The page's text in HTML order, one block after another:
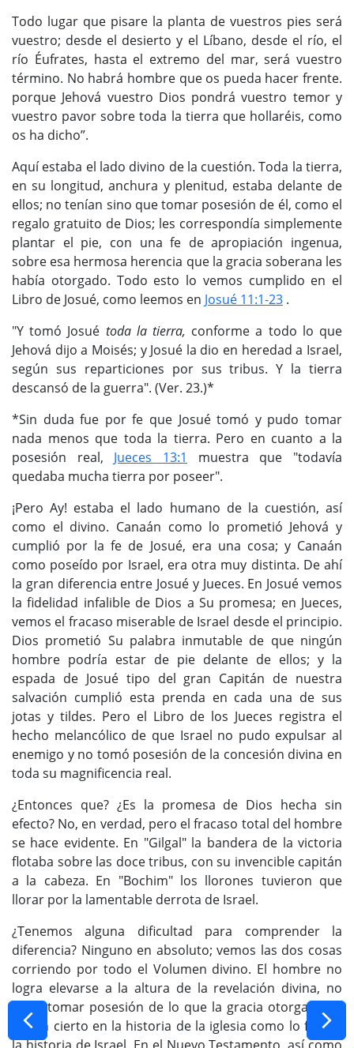
Todo lugar que pisare la planta de vuestros pies será
vuestro; desde el desierto y el Líbano, desde el río, el
río Éufrates, hasta el extremo del mar, será vuestro
término. No habrá hombre que os pueda hacer frente.
porque Jehová vuestro Dios pondrá vuestro temor y
vuestro pavor sobre toda la tierra que hollaréis, como
os ha dicho”.
Aquí estaba el lado divino de la cuestión. Toda la tierra,
en su longitud, anchura y plenitud, estaba delante de
ellos; no tenían sino que tomar posesión de él, como el
regalo gratuito de Dios; les correspondía simplemente
plantar el pie, con una fe de apropiación ingenua,
sobre esa hermosa herencia que la gracia soberana les
había otorgado. Todo esto lo vemos cumplido en el
Libro de Josué, como leemos en Josué 11:1-23 .
"Y tomó Josué toda la tierra, conforme a todo lo que
Jehová dijo a Moisés; y Josué la dio en heredad a Israel,
según sus reparticiones por sus tribus. Y la tierra
descansó de la guerra". (Ver. 23.)*
*Sin duda fue por fe que Josué tomó y pudo tomar
nada menos que toda la tierra. Pero en cuanto a la
posesión real, Jueces 13:1
muestra que "todavía
quedaba mucha tierra por poseer".
¡Pero Ay! estaba el lado humano de la cuestión, así
como el divino. Canaán como lo prometió Jehová y
cumplió por la fe de Josué, era una cosa; y Canaán
como poseído por Israel, era otra muy distinta. De ahí
la gran diferencia entre Josué y Jueces. En Josué vemos
la fidelidad infalible de Dios a Su promesa; en Jueces,
vemos el fracaso miserable de Israel desde el principio.
Dios prometió Su palabra inmutable de que ningún
hombre podría estar de pie delante de ellos; y la
espada de Josué tipo del gran Capitán de nuestra
salvación cumplió esta prenda en cada una de sus
jotas y tildes. Pero el Libro de los Jueces registra el
hecho melancólico de que Israel no pudo expulsar al
enemigo y no tomó posesión de la concesión divina en
toda su magnificencia real.
¿Entonces que? ¿Es la promesa de Dios hecha sin
efecto? No, en verdad, pero el fracaso total del hombre
se hace evidente. En "Gilgal" la bandera de la victoria
flotaba sobre las doce tribus, con su invencible capitán
a la cabeza. En "Bochim" los llorones tuvieron que
llorar por la lamentable derrota de Israel.
¿Tenemos alguna dificultad para comprender la
diferencia? Ninguno en absoluto; vemos las dos cosas
corriendo por todo el Volumen divino. El hombre no
logra elevarse a la altura de la revelación divina, no
logra tomar posesión de lo que la gracia otorga. Esto
es tan cierto en la historia de la iglesia como lo fue en